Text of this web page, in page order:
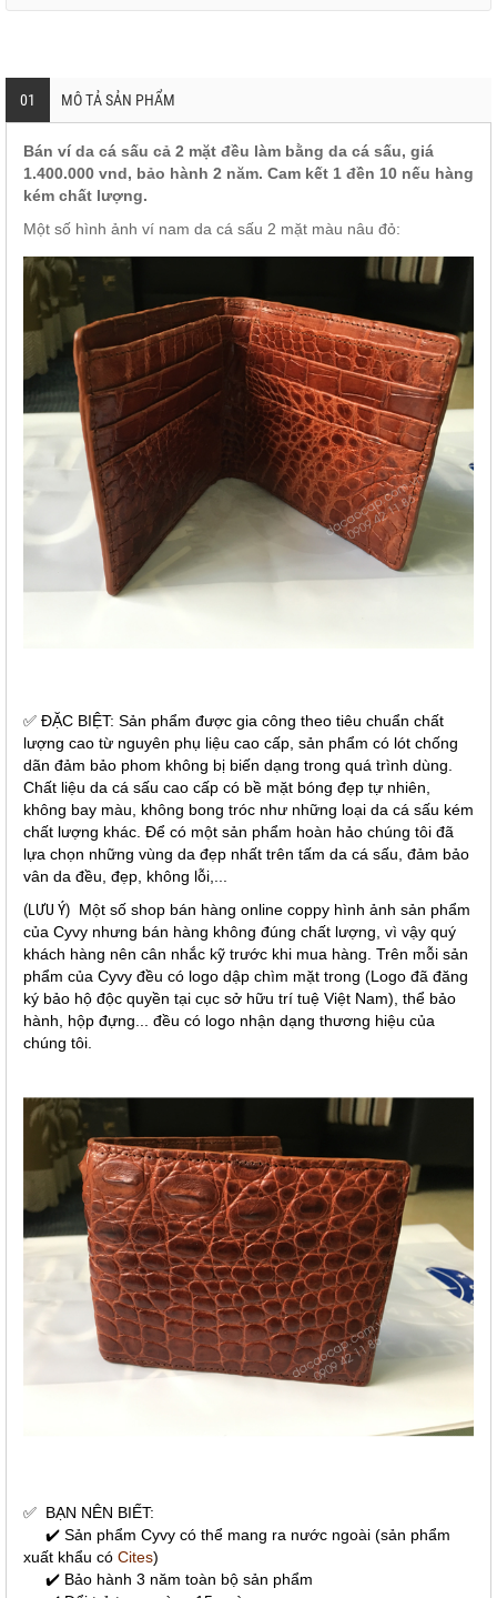
01 MÔ TẢ SẢN PHẨM
Bán ví da cá sấu cả 2 mặt đều làm bằng da cá sấu, giá
1.400.000 vnd, bảo hành 2 năm. Cam kết 1 đền 10 nếu hàng
kém chất lượng.
Một số hình ảnh ví nam da cá sấu 2 mặt màu nâu đỏ:
✅ ĐẶC BIỆT: Sản phẩm được gia công theo tiêu chuẩn chất
lượng cao từ nguyên phụ liệu cao cấp, sản phẩm có lót chống
dãn đảm bảo phom không bị biến dạng trong quá trình dùng.
Chất liệu da cá sấu cao cấp có bề mặt bóng đẹp tự nhiên,
không bay màu, không bong tróc như những loại da cá sấu kém
chất lượng khác. Để có một sản phẩm hoàn hảo chúng tôi đã
lựa chọn những vùng da đẹp nhất trên tấm da cá sấu, đảm bảo
vân da đều, đẹp, không lỗi,...
(LƯU Ý) Một số shop bán hàng online coppy hình ảnh sản phẩm
của Cyvy nhưng bán hàng không đúng chất lượng, vì vậy quý
khách hàng nên cân nhắc kỹ trước khi mua hàng. Trên mỗi sản
phẩm của Cyvy đều có logo dập chìm mặt trong (Logo đã đăng
ký bảo hộ độc quyền tại cục sở hữu trí tuệ Việt Nam), thể bảo
hành, hộp đựng... đều có logo nhận dạng thương hiệu của
chúng tôi.
✅ BẠN NÊN BIẾT:
✔️ Sản phẩm Cyvy có thể mang ra nước ngoài (sản phẩm
xuất khẩu có Cites)
✔️ Bảo hành 3 năm toàn bộ sản phẩm